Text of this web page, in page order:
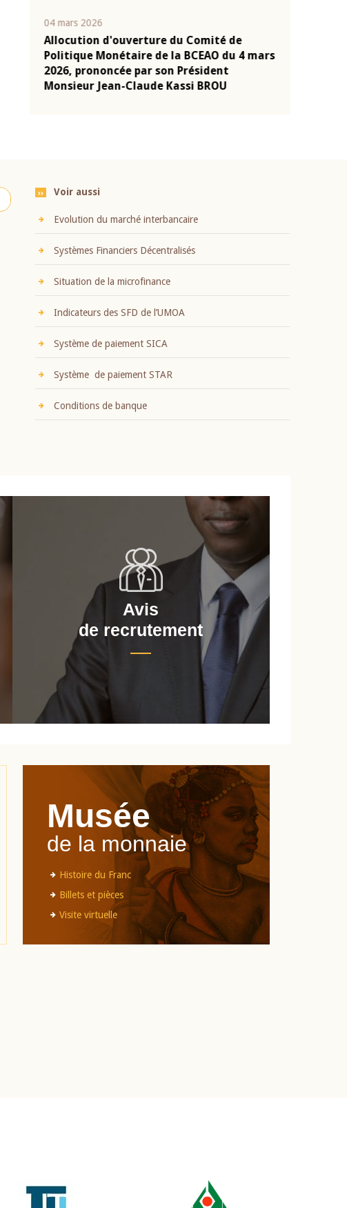
04 mars 2026
Allocution d'ouverture du Comité de
Politique Monétaire de la BCEAO du 4 mars
2026, prononcée par son Président
Monsieur Jean-Claude Kassi BROU
Voir aussi
Evolution du marché interbancaire
Systèmes Financiers Décentralisés
Situation de la microfinance
Indicateurs des SFD de l’UMOA
Système de paiement SICA
Système de paiement STAR
Conditions de banque
Avis
de recrutement
Musée
de la monnaie
Histoire du Franc
Billets et pièces
Visite virtuelle